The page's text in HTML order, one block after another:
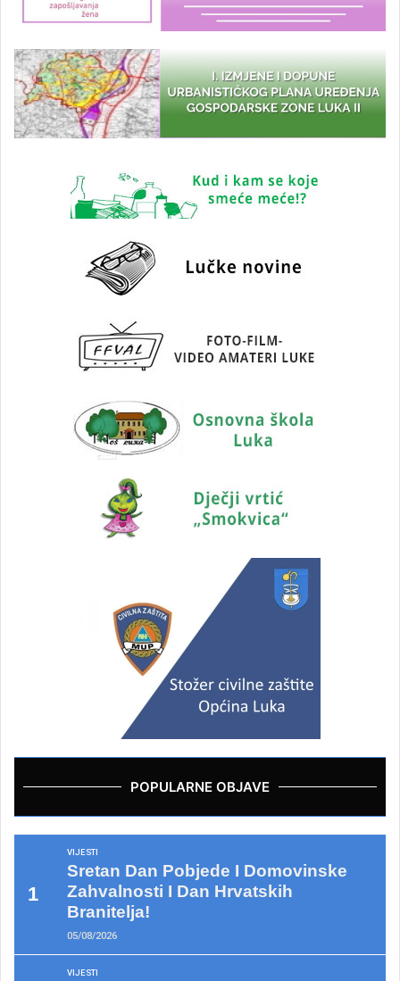
POPULARNE OBJAVE
VIJESTI
Sretan Dan Pobjede I Domovinske
Zahvalnosti I Dan Hrvatskih
Branitelja!
05/08/2026
VIJESTI